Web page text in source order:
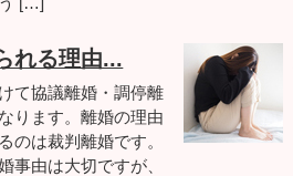
れる理由...
て協議離婚・調停離
ります。離婚の理由
のは裁判離婚です。
事由は大切ですが、